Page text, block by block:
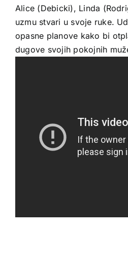
Alice (Debicki), Linda
uzmu stvari u svoje ruke.
opasne planove kako bi
dugove svojih pokojnih